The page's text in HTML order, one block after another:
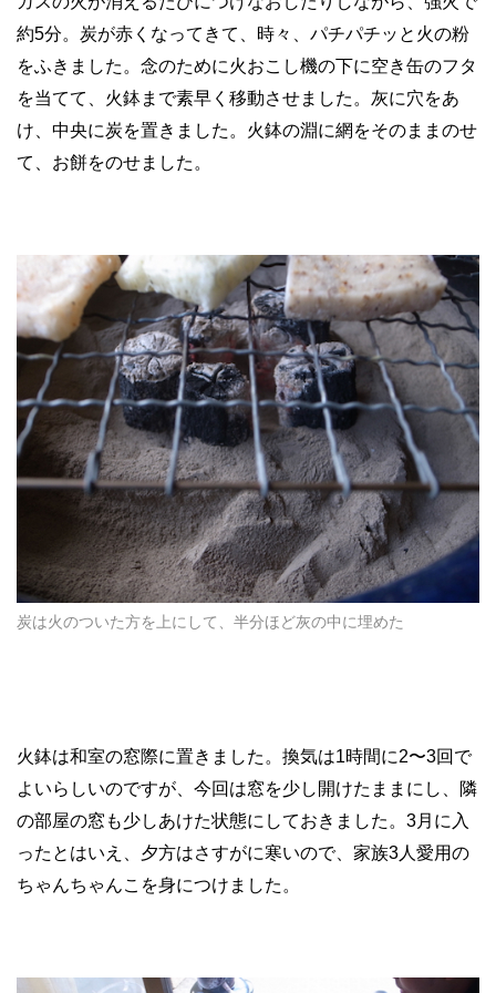
約5分。炭が赤くなってきて、時々、パチパチッと火の粉
をふきました。念のために火おこし機の下に空き缶のフタ
を当てて、火鉢まで素早く移動させました。灰に穴をあ
け、中央に炭を置きました。火鉢の淵に網をそのままのせ
て、お餅をのせました。
炭は火のついた方を上にして、半分ほど灰の中に埋めた
火鉢は和室の窓際に置きました。換気は1時間に2〜3回で
よいらしいのですが、今回は窓を少し開けたままにし、隣
の部屋の窓も少しあけた状態にしておきました。3月に入
ったとはいえ、夕方はさすがに寒いので、家族3人愛用の
ちゃんちゃんこを身につけました。